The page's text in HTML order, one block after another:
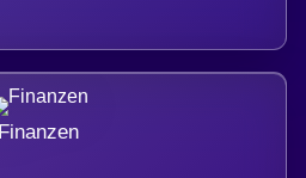
Finanzen